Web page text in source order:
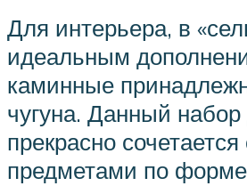
Для интерьера, в
идеальным
каминные
чугуна. Данный
прекрасно
предметами по